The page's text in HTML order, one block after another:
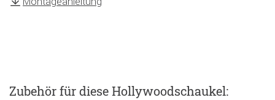
Zubehörfür diese Hollywoodschaukel: